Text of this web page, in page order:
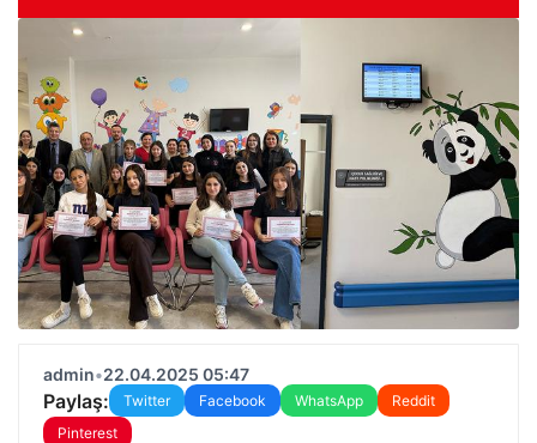
admin•22.04.2025 05:47
Paylaş: Twitter Facebook WhatsApp
Reddit
Pinterest